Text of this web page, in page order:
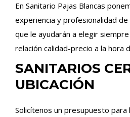
En Sanitario Pajas Blancas
experiencia y profesionalidad
que le ayudarán a elegir
relación calidad-precio a la hora
SANITARIOS
UBICACIÓN
Solicítenos un presupuesto para